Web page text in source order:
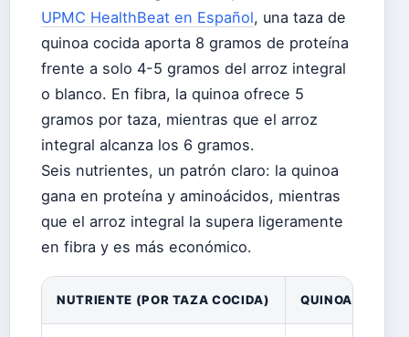
UPMC HealthBeat en Español, una taza de
quinoa cocida aporta 8 gramos de proteína
frente a solo 4-5 gramos del arroz integral
o blanco. En fibra, la quinoa ofrece 5
gramos por taza, mientras que el arroz
integral alcanza los 6 gramos.
Seis nutrientes, un patrón claro: la quinoa
gana en proteína y aminoácidos, mientras
que el arroz integral la supera ligeramente
en fibra y es más económico.
NUTRIENTE (POR TAZA COCIDA) QUINOA